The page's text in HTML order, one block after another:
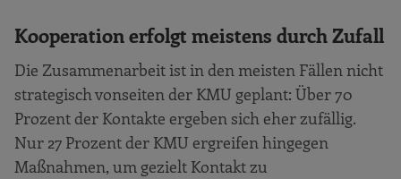
Kooperation erfolgt meistens durch Zufall
Die Zusammenarbeit ist in den meisten Fällen nicht
strategisch vonseiten der KMU geplant: Über 70
Prozent der Kontakte ergeben sich eher zufällig.
Nur 27 Prozent der KMU ergreifen hingegen
Maßnahmen, um gezielt Kontakt zu